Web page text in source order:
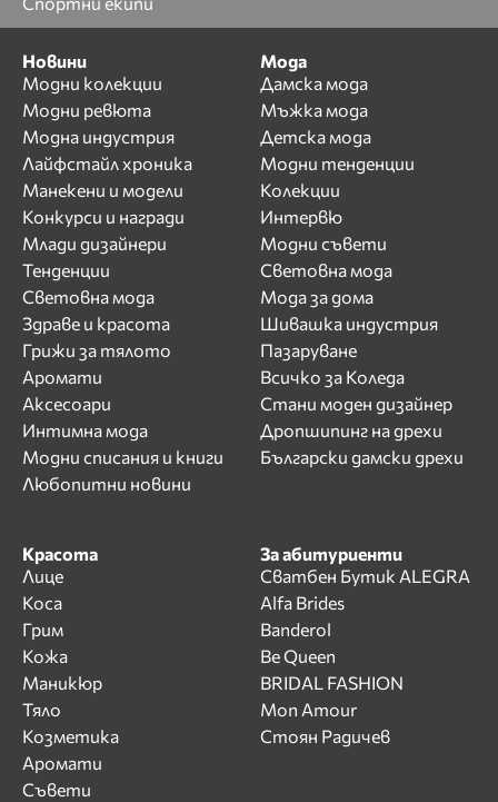
Новини
Модни колекции
Модни ревюта
Модна индустрия
Лайфстайл хроника
Манекени и модели
Конкурси и награди
Млади дизайнери
Тенденции
Световна мода
Здраве и красота
Грижи за тялото
Аромати
Аксесоари
Интимна мода
Модни списания и книги
Любопитни новини
Мода
Дамска мода
Мъжка мода
Детска мода
Модни тенденции
Колекции
Интервю
Модни съвети
Световна мода
Мода за дома
Шивашка индустрия
Пазаруване
Всичко за Коледа
Стани моден дизайнер
Дропшипинг на дрехи
Български дамски дрехи
Красота
Лице
Коса
Грим
Кожа
Маникюр
Тяло
Козметика
Аромати
Съвети
За абитуриенти
Сватбен Бутик ALEGRA
Alfa Brides
Banderol
Be Queen
BRIDAL FASHION
Mon Amour
Стоян Радичев